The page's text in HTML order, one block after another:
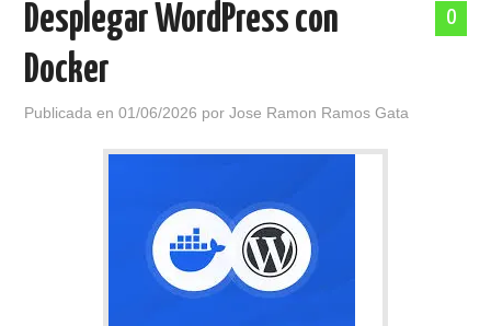
0
Desplegar WordPress con
Docker
Publicada en01/06/2026 porJose Ramon Ramos Gata